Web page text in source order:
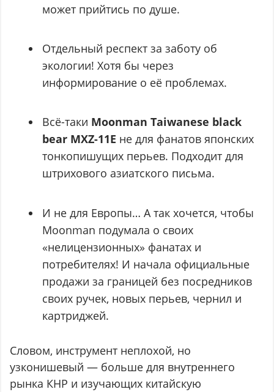
может прийтись по душе.
Отдельный респект за заботу об
экологии! Хотя бы через
информирование о её проблемах.
Всё-таки Moonman Taiwanese black
bear MXZ-11E не для фанатов японских
тонкопишущих перьев. Подходит для
штрихового азиатского письма.
И не для Европы… А так хочется, чтобы
Moonman подумала о своих
«нелицензионных» фанатах и
потребителях! И начала официальные
продажи за границей без посредников
своих ручек, новых перьев, чернил и
картриджей.
Словом, инструмент неплохой, но
узконишевый — больше для внутреннего
рынка КНР и изучающих китайскую